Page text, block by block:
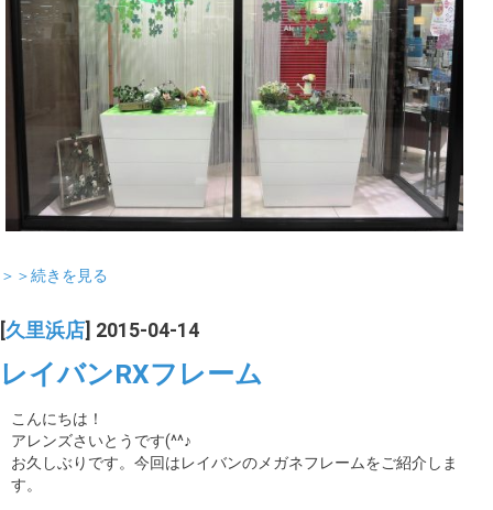
＞＞続きを見る
久里浜店 ] 2015-04-14
レイバンRXフレーム
こんにちは！
アレンズさいとうです(^^♪
お久しぶりです。今回はレイバンのメガネフレームをご紹介しま
す。